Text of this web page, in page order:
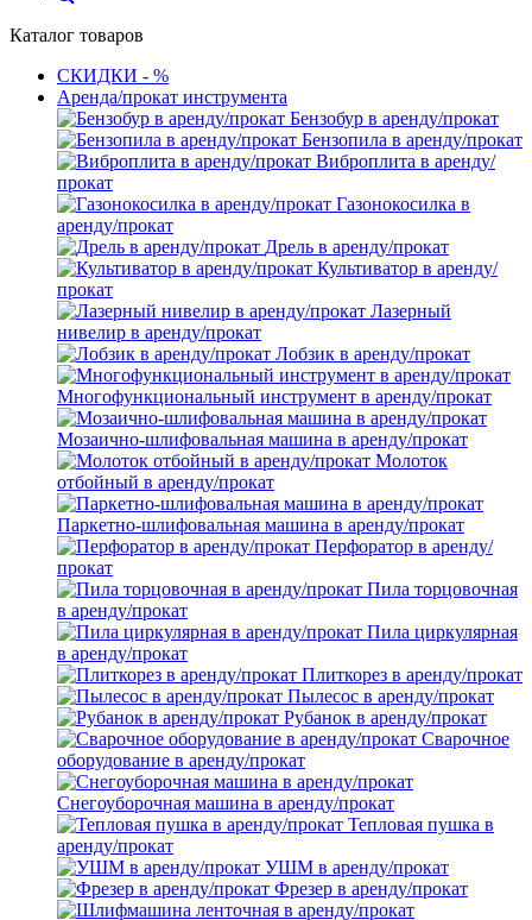
Каталог товаров
СКИДКИ - %
Аренда/прокат инструмента
Бензобур в аренду/прокат
Бензопила в аренду/прокат
Виброплита в аренду/
прокат
Газонокосилка в
аренду/прокат
Дрель в аренду/прокат
Культиватор в аренду/
прокат
Лазерный
нивелир в аренду/прокат
Лобзик в аренду/прокат
Многофункциональный инструмент в аренду/прокат
Мозаично-шлифовальная машина в аренду/прокат
Молоток
отбойный в аренду/прокат
Паркетно-шлифовальная машина в аренду/прокат
Перфоратор в аренду/
прокат
Пила торцовочная
в аренду/прокат
Пила циркулярная
в аренду/прокат
Плиткорез в аренду/прокат
Пылесос в аренду/прокат
Рубанок в аренду/прокат
Сварочное
оборудование в аренду/прокат
Снегоуборочная машина в аренду/прокат
Тепловая пушка в
аренду/прокат
УШМ в аренду/прокат
Фрезер в аренду/прокат